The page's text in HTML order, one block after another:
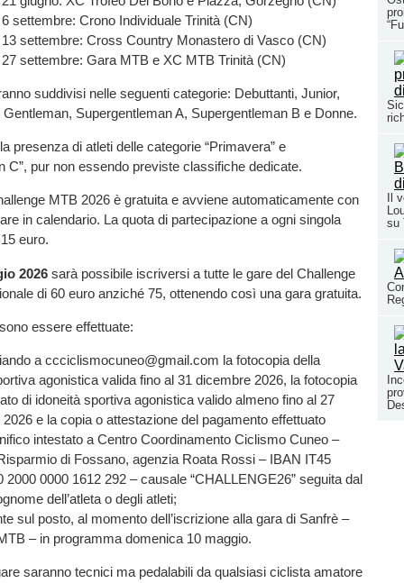
Il
su
settembre: Crono Individuale Trinità (CN)
settembre: Cross Country Monastero di Vasco (CN)
settembre: Gara MTB e XC MTB Trinità (CN)
suddivisi nelle seguenti categorie: Debuttanti, Junior,
Gentleman, Supergentleman A, Supergentleman B e Donne.
presenza di atleti delle categorie “Primavera” e
C”, pur non essendo previste classifiche dedicate.
MTB 2026 è gratuita e avviene automaticamente con
in calendario. La quota di partecipazione a ogni singola
euro.
2026 sarà possibile iscriversi a tutte le gare del Challenge
di 60 euro anziché 75, ottenendo così una gara gratuita.
essere effettuate:
a ccciclismocuneo@gmail.com la fotocopia della
agonistica valida fino al 31 dicembre 2026, la fotocopia
di idoneità sportiva agonistica valido almeno fino al 27
e la copia o attestazione del pagamento effettuato
intestato a Centro Coordinamento Ciclismo Cuneo –
di Fossano, agenzia Roata Rossi – IBAN IT45
2000 0000 1612 292 – causale “CHALLENGE26” seguita dal
dell’atleta o degli atleti;
sul posto, al momento dell’iscrizione alla gara di Sanfrè –
– in programma domenica 10 maggio.
saranno tecnici ma pedalabili da qualsiasi ciclista amatore